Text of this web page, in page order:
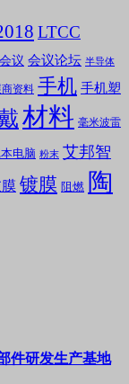
LTCC
会议 会议论坛 半导体
商资料 手机 手机塑
材料 毫米波雷
电脑 粉末 艾邦智
镀膜 阻燃 陶
件研发生产基地